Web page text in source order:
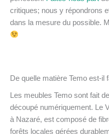
critiques; nous y répondrons
dans la mesure du possible.
De quelle matière Temo est-il
Les meubles Temo sont fait
découpé numériquement. Le
à Nazaré, est composé de
forêts locales gérées